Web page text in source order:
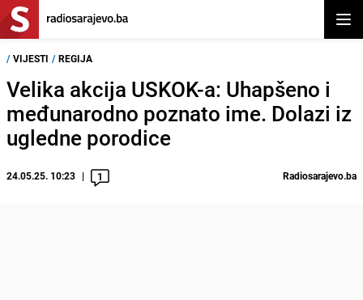
/ VIJESTI / REGIJA
Velika akcija USKOK-a: Uhapšeno i
međunarodno poznato ime. Dolazi iz
ugledne porodice
24.05.25. 10:23 1 Radiosarajevo.ba